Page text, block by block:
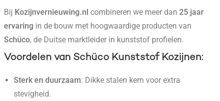
Bij Kozijnvernieuwing.nl combineren we meer dan 25 jaar
ervaring in de bouw met hoogwaardige producten van
Schüco, de Duitse marktleider in kunststof profielen.
Voordelen van Schüco Kunststof Kozijnen:
Sterk en duurzaam: Dikke stalen kern voor extra
stevigheid.